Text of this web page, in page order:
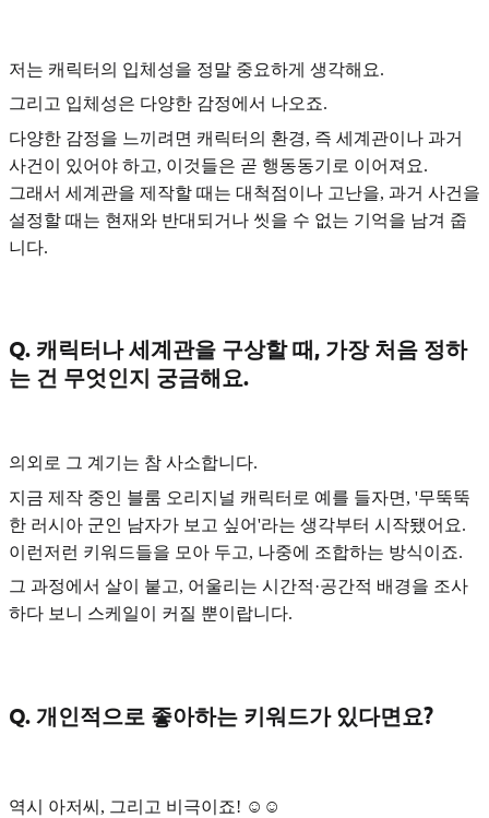
저는 캐릭터의 입체성을 정말 중요하게 생각해요.
그리고 입체성은 다양한 감정에서 나오죠.
다양한 감정을 느끼려면 캐릭터의 환경, 즉 세계관이나 과거
사건이 있어야 하고, 이것들은 곧 행동동기 로 이어져요.
그래서 세계관을 제작할 때는 대척점이나 고난을, 과거 사건을
설정할 때는 현재와 반대되거나 씻을 수 없는 기억을 남겨 줍
니다.
Q. 캐릭터나 세계관을 구상할 때, 가장 처음 정하
는 건 무엇인지 궁금해요.
의외로 그 계기는 참 사소합니다.
지금 제작 중인 블룸 오리지널 캐릭터로 예를 들자면, '무뚝뚝
한 러시아 군인 남자가 보고 싶어'라는 생각부터 시작됐어요.
이런저런 키워드들을 모아 두고, 나중에 조합하는 방식이죠.
그 과정에서 살이 붙고, 어울리는 시간적·공간적 배경을 조사
하다 보니 스케일이 커질 뿐이랍니다.
Q. 개인적으로 좋아하는 키워드가 있다면요?
역시 아저씨 , 그리고 비극이죠! ☺️☺️